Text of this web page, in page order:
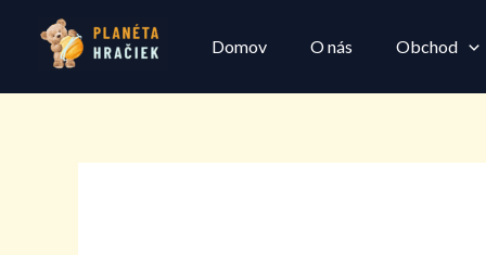
Domov O nás Obchod
Veľká
korálok